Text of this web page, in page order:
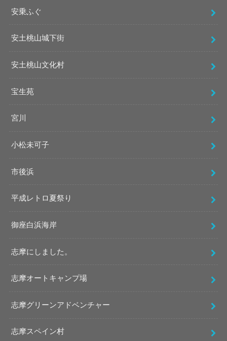
安乗ふぐ
安土桃山城下街
安土桃山文化村
宝生苑
宮川
小松未可子
市後浜
平成レトロ夏祭り
御座白浜海岸
志摩にしました。
志摩オートキャンプ場
志摩グリーンアドベンチャー
志摩スペイン村